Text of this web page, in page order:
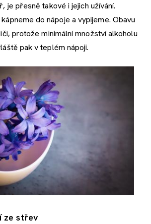
je přesně takové i jejich užívání.
do nápoje a vypijeme. Obavu
protože minimální množství alkoholu
pak v teplém nápoji.
ze střev